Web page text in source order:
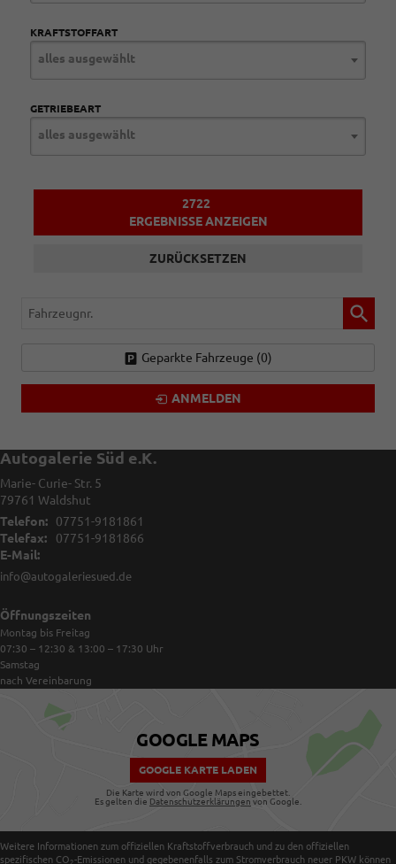
KRAFTSTOFFART
alles ausgewählt
GETRIEBEART
alles ausgewählt
2722
ERGEBNISSE ANZEIGEN
ZURÜCKSETZEN
Fahrzeugnr.
Geparkte Fahrzeuge (0)
ANMELDEN
Autogalerie Süd e.K.
Marie- Curie- Str. 5
79761 Waldshut
Telefon:
07751-9181861
Telefax:
07751-9181866
E-Mail:
info@autogaleriesued.de
Öffnungszeiten
Montag bis Freitag
07:30 – 12:30 & 13:00 – 17:30 Uhr
Samstag
nach Vereinbarung
GOOGLE MAPS
GOOGLE KARTE LADEN
Die Karte wird von Google Maps eingebettet.
Es gelten die Datenschutzerklärungen von Google.
Weitere Informationen zum offiziellen Kraftstoffverbrauch und zu den offiziellen
spezifischen CO 2-Emissionen und gegebenenfalls zum Stromverbrauch neuer PKW können